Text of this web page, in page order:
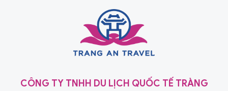
CÔNG TY TNHH DU LỊCH QUỐC TẾ TRÀNG